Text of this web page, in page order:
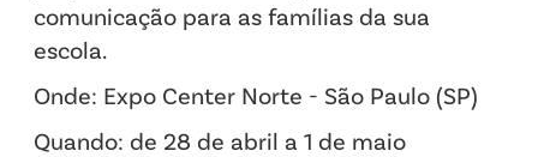
comunicação para as famílias da sua
escola.
Onde: Expo Center Norte - São Paulo (SP)
Quando: de 28 de abril a 1 de maio